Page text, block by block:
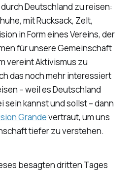
Deutschland zu reisen:
mit Rucksack, Zelt,
in Form eines Vereins, der
für unsere Gemeinschaft
vereint Aktivismus zu
das noch mehr interessiert
– weil es Deutschland
sein kannst und sollst – dann
Grandevertraut, um uns
tiefer zu verstehen.
besagten dritten Tages